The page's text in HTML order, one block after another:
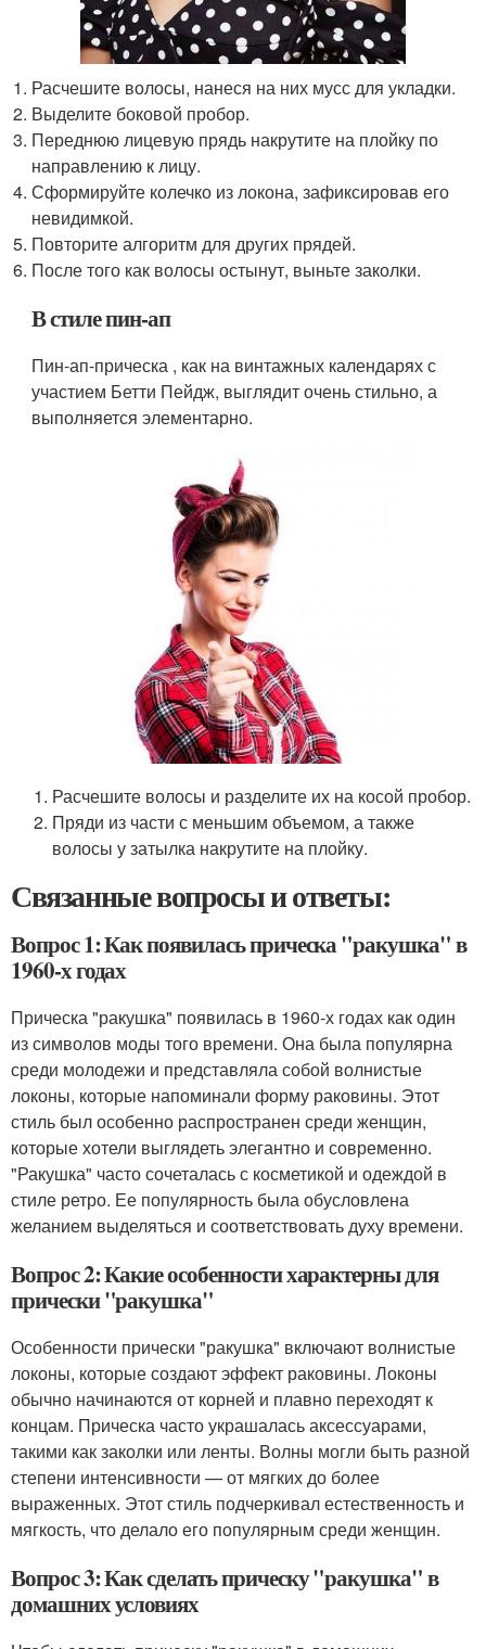
Расчешите волосы, нанеся на них мусс для укладки.
Выделите боковой пробор.
Переднюю лицевую прядь накрутите на плойку по
направлению к лицу.
Сформируйте колечко из локона, зафиксировав его
невидимкой.
Повторите алгоритм для других прядей.
После того как волосы остынут, выньте заколки.
В стиле пин-ап
Пин-ап-прическа , как на винтажных календарях с
участием Бетти Пейдж, выглядит очень стильно, а
выполняется элементарно.
Расчешите волосы и разделите их на косой пробор.
Пряди из части с меньшим объемом, а также
волосы у затылка накрутите на плойку.
Связанные вопросы и ответы:
Вопрос 1: Как появилась прическа "ракушка" в
1960-х годах
Прическа "ракушка" появилась в 1960-х годах как один
из символов моды того времени. Она была популярна
среди молодежи и представляла собой волнистые
локоны, которые напоминали форму раковины. Этот
стиль был особенно распространен среди женщин,
которые хотели выглядеть элегантно и современно.
"Ракушка" часто сочеталась с косметикой и одеждой в
стиле ретро. Ее популярность была обусловлена
желанием выделяться и соответствовать духу времени.
Вопрос 2: Какие особенности характерны для
прически "ракушка"
Особенности прически "ракушка" включают волнистые
локоны, которые создают эффект раковины. Локоны
обычно начинаются от корней и плавно переходят к
концам. Прическа часто украшалась аксессуарами,
такими как заколки или ленты. Волны могли быть разной
степени интенсивности — от мягких до более
выраженных. Этот стиль подчеркивал естественность и
мягкость, что делало его популярным среди женщин.
Вопрос 3: Как сделать прическу "ракушка" в
домашних условиях